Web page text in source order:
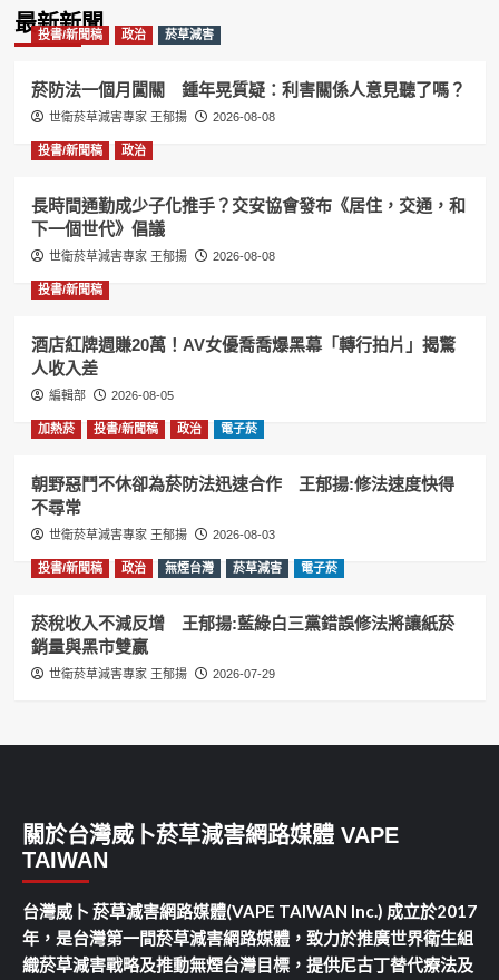
最新新聞
投書/新聞稿 政治 菸草減害
菸防法一個月闖關 鍾年晃質疑：利害關係人意見聽了嗎？
世衛菸草減害專家 王郁揚 2026-08-08
投書/新聞稿 政治
長時間通勤成少子化推手？交安協會發布《居住，交通，和
下一個世代》倡議
世衛菸草減害專家 王郁揚 2026-08-08
投書/新聞稿
酒店紅牌週賺20萬！AV女優喬喬爆黑幕「轉行拍片」揭驚
人收入差
編輯部 2026-08-05
加熱菸 投書/新聞稿 政治 電子菸
朝野惡鬥不休卻為菸防法迅速合作 王郁揚:修法速度快得
不尋常
世衛菸草減害專家 王郁揚 2026-08-03
投書/新聞稿 政治 無煙台灣 菸草減害 電子菸
菸稅收入不減反增 王郁揚:藍綠白三黨錯誤修法將讓紙菸
銷量與黑市雙贏
世衛菸草減害專家 王郁揚 2026-07-29
關於台灣威卜菸草減害網路媒體 VAPE
TAIWAN
台灣威卜 菸草減害網路媒體(VAPE TAIWAN Inc.) 成立於2017
年，是台灣第一間菸草減害網路媒體，致力於推廣世界衛生組
織菸草減害戰略及推動無煙台灣目標，提供尼古丁替代療法及